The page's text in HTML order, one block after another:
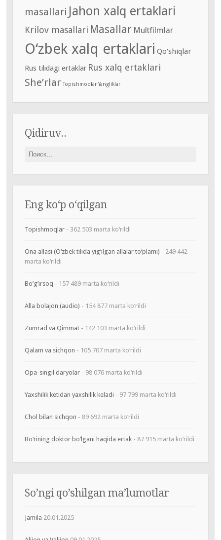
masallari Jahon xalq ertaklari
Krilov masallari Masallar Multfilmlar
O‘zbek xalq ertaklari Qo‘shiqlar
Rus tilidagi ertaklar Rus xalq ertaklari
She’rlar Topishmoqlar Yangliklar
Qidiruv..
Найти:
Eng ko‘p o‘qilgan
Topishmoqlar- 362 503 marta ko‘rildi
Ona allasi (O‘zbek tilida yig‘ilgan allalar to‘plami) - 249 442
marta ko‘rildi
Bo’g’irsoq - 157 489 marta ko‘rildi
Alla bolajon (audio) - 154 877 marta ko‘rildi
Zumrad va Qimmat- 142 103 marta ko‘rildi
Qalam va sichqon - 105 707 marta ko‘rildi
Opa-singil daryolar- 98 076 marta ko‘rildi
Yaxshilik ketidan yaxshilik keladi - 97 799 marta ko‘rildi
Chol bilan sichqon - 89 692 marta ko‘rildi
Bo‘rining doktor bo‘lgani haqida ertak- 87 915 marta ko‘rildi
So’ngi qo’shilgan ma’lumotlar
Jamila 20.01.2025